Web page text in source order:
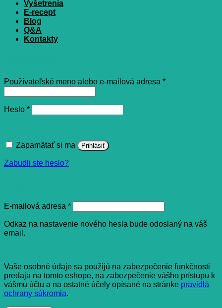
Vyšetrenia
E-recept
Blog
Q&A
Kontakty
Používateľské meno alebo e-mailová adresa *Povinné
Heslo *Povinné
Zapamätať si ma Prihlásiť
Zabudli ste heslo?
E-mailová adresa *Povinné
Odkaz na nastavenie nového hesla bude odoslaný na váš
email.
Vaše osobné údaje sa použijú na zabezpečenie funkčnosti
predaja na tomto eshope, na zabezpečenie vášho prístupu k
vášmu účtu a na ostatné účely opísané na stránke pravidlá
ochrany súkromia.